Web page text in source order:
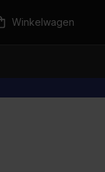
Winkelwagen